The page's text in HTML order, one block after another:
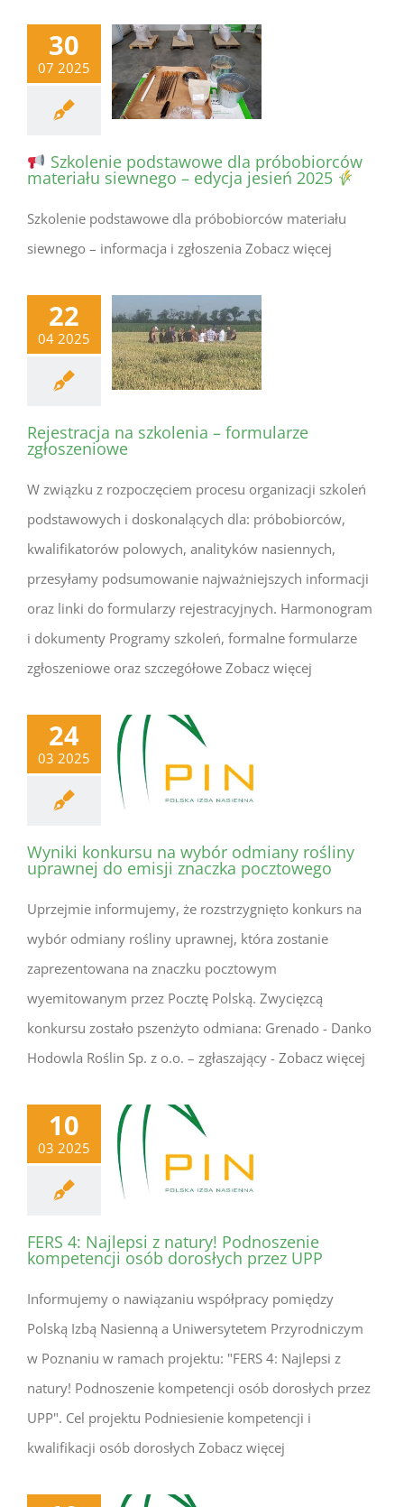
30
07 2025
Szkolenie podstawowe dla próbobiorców
materiału siewnego – edycja jesień 2025
Szkolenie podstawowe dla próbobiorców materiału
siewnego – informacja i zgłoszenia Zobacz więcej
22
04 2025
Rejestracja na szkolenia – formularze
zgłoszeniowe
W związku z rozpoczęciem procesu organizacji szkoleń
podstawowych i doskonalących dla: próbobiorców,
kwalifikatorów polowych, analityków nasiennych,
przesyłamy podsumowanie najważniejszych informacji
oraz linki do formularzy rejestracyjnych. Harmonogram
i dokumenty Programy szkoleń, formalne formularze
zgłoszeniowe oraz szczegółowe Zobacz więcej
24
03 2025
Wyniki konkursu na wybór odmiany rośliny
uprawnej do emisji znaczka pocztowego
Uprzejmie informujemy, że rozstrzygnięto konkurs na
wybór odmiany rośliny uprawnej, która zostanie
zaprezentowana na znaczku pocztowym
wyemitowanym przez Pocztę Polską. Zwycięzcą
konkursu zostało pszenżyto odmiana: Grenado - Danko
Hodowla Roślin Sp. z o.o. – zgłaszający - Zobacz więcej
10
03 2025
FERS 4: Najlepsi z natury! Podnoszenie
kompetencji osób dorosłych przez UPP
Informujemy o nawiązaniu współpracy pomiędzy
Polską Izbą Nasienną a Uniwersytetem Przyrodniczym
w Poznaniu w ramach projektu: "FERS 4: Najlepsi z
natury! Podnoszenie kompetencji osób dorosłych przez
UPP". Cel projektu Podniesienie kompetencji i
kwalifikacji osób dorosłych Zobacz więcej